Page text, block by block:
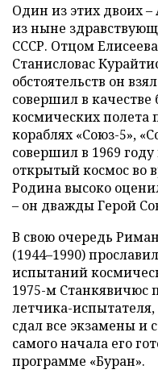
Один из этих двоих
из ныне
СССР. Отцом
Станисловас
обстоятельств он
совершил в
космических полета
кораблях «Союз-5»,
совершил в 1969
открытый космос во
Родина высоко
– он дважды Герой
В свою очередь
(1944–1990)
испытаний
1975-м Станкявичюс
летчика-испытателя,
сдал все экзамены и
самого начала его
программе «Буран».